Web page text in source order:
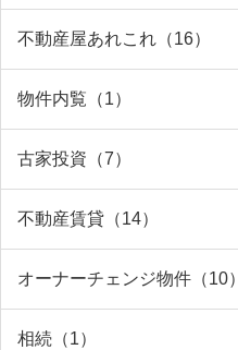
不動産屋あれこれ（16）
物件内覧（1）
古家投資（7）
不動産賃貸（14）
オーナーチェンジ物件（10）
相続（1）